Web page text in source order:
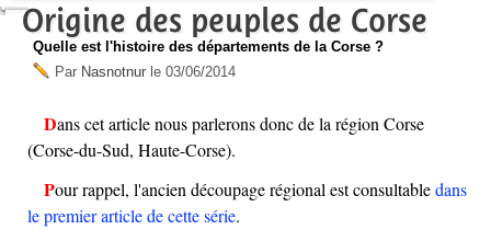
Origine des peuples de Corse
Quelle est l'histoire des départements de la Corse ?
Par Nasnotnur le 03/06/2014
Dans cet article nous parlerons donc de la région Corse
(Corse-du-Sud, Haute-Corse).
Pour rappel, l'ancien découpage régional est consultabledans
le premier article de cette série.